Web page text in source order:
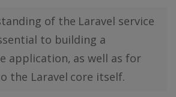
of the Laravel service
to building a
application, as well as for
the Laravel core itself.